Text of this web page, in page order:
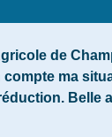
de
ma
Belle